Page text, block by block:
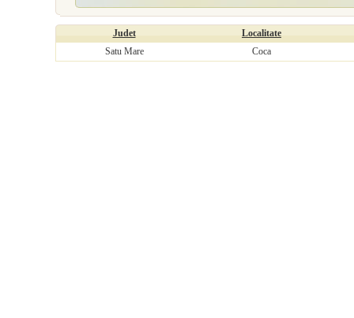
Judet
Localitate
Satu Mare
Coca